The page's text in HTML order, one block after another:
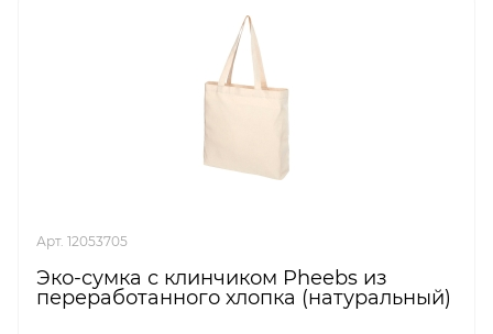
Арт. 12053705
Эко-сумка с клинчиком Pheebs из
переработанного хлопка (натуральный)